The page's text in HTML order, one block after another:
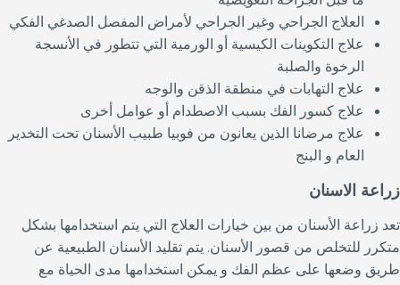
العلاج الجراحي وغير الجراحي لأمراض المفصل الصدغي الفكي
علاج التكوينات الكيسية أو الورمية التي تتطور في الأنسجة
الرخوة والصلبة
علاج التهابات في منطقة الذقن والوجه
علاج كسور الفك بسبب الاصطدام أو عوامل أخرى
علاج مرضانا الذين يعانون من فوبيا طبيب الأسنان تحت التخدير
العام و البنج
زراعة الاسنان
تعد زراعة الأسنان من بين خيارات العلاج التي يتم استخدامها بشكل
متكرر للتخلص من قصور الأسنان. يتم تقليد الأسنان الطبيعية عن
طريق وضعها على عظم الفك و يمكن استخدامها مدى الحياة مع